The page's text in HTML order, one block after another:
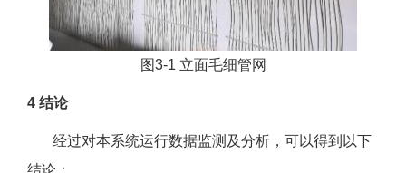
图3-1 立面毛细管网
4 结论
经过对本系统运行数据监测及分析，可以得到以下